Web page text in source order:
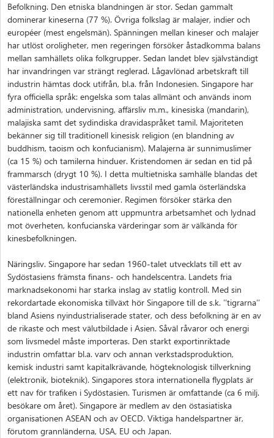
Befolkning. Den etniska blandningen är stor. Sedan gammalt
dominerar kineserna (77 %). Övriga folkslag är malajer, indier och
européer (mest engelsmän). Spänningen mellan kineser och malajer
har utlöst oroligheter, men regeringen försöker åstadkomma balans
mellan samhällets olika folkgrupper. Sedan landet blev självständigt
har invandringen var strängt reglerad. Lågavlönad arbetskraft till
industrin hämtas dock utifrån, bl.a. från Indonesien. Singapore har
fyra officiella språk: engelska som talas allmänt och används inom
administration, undervisning, affärsliv m.m., kinesiska (mandarin),
malajiska samt det sydindiska dravidaspråket tamil. Majoriteten
bekänner sig till traditionell kinesisk religion (en blandning av
buddhism, taoism och konfucianism). Malajerna är sunnimuslimer
(ca 15 %) och tamilerna hinduer. Kristendomen är sedan en tid på
frammarsch (drygt 10 %). I detta multietniska samhälle blandas det
västerländska industrisamhällets livsstil med gamla österländska
föreställningar och ceremonier. Regimen försöker stärka den
nationella enheten genom att uppmuntra arbetsamhet och lydnad
mot överheten, konfucianska värderingar som är välkända för
kinesbefolkningen.
Näringsliv. Singapore har sedan 1960-talet utvecklats till ett av
Sydöstasiens främsta finans- och handelscentra. Landets fria
marknadsekonomi har starka inslag av statlig kontroll. Med sin
rekordartade ekonomiska tillväxt hör Singapore till de s.k. ’’tigrarna’’
bland Asiens nyindustrialiserade stater, och dess befolkning är en av
de rikaste och mest välutbildade i Asien. Såväl råvaror och energi
som livsmedel måste importeras. Den starkt exportinriktade
industrin omfattar bl.a. varv och annan verkstadsproduktion,
kemisk industri samt kapitalkrävande, högteknologisk tillverkning
(elektronik, bioteknik). Singapores stora internationella flygplats är
ett nav för trafiken i Sydöstasien. Turismen är omfattande (ca 6 milj.
besökare om året). Singapore är medlem av den östasiatiska
organisationen ASEAN och av OECD. Viktiga handelspartner är,
förutom grannländerna, USA, EU och Japan.